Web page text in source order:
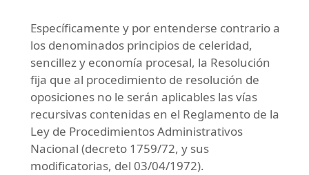
Específicamente y por entenderse contrario a
los denominados principios de celeridad,
sencillez y economía procesal, la Resolución
fija que al procedimiento de resolución de
oposiciones no le serán aplicables las vías
recursivas contenidas en el Reglamento de la
Ley de Procedimientos Administrativos
Nacional (decreto 1759/72, y sus
modificatorias, del 03/04/1972).